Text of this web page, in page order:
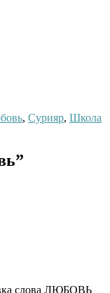
, Сурияр, Школа
слова ЛЮБОВЬ